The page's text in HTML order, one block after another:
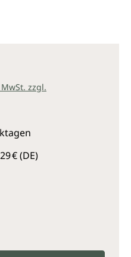
zzgl.
€ (DE)
Gib den